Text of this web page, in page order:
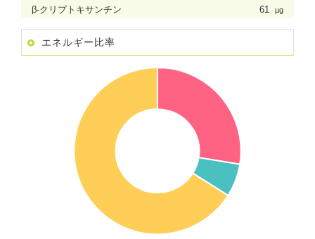
β-クリプトキサンチン 61 µg
エネルギー比率